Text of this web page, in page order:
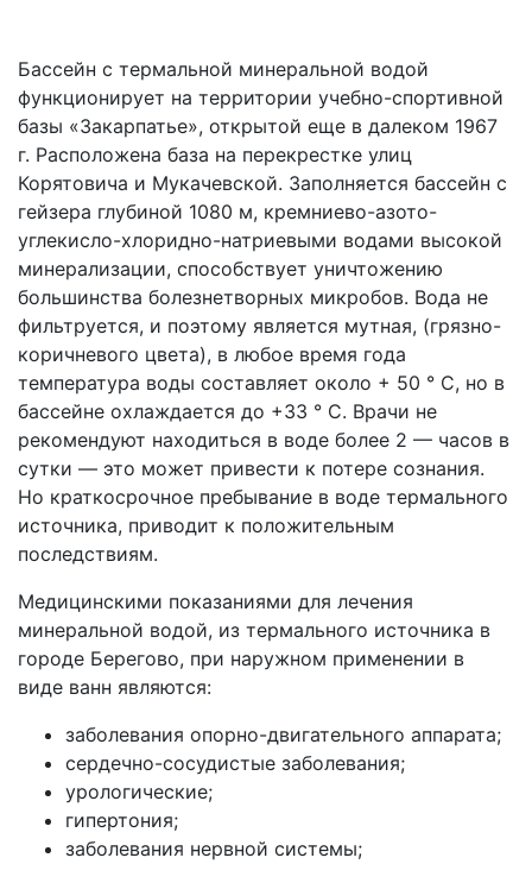
Бассейн с термальной минеральной водой
функционирует на территории учебно-спортивной
базы «Закарпатье», открытой еще в далеком 1967
г. Расположена база на перекрестке улиц
Корятовича и Мукачевской. Заполняется бассейн с
гейзера глубиной 1080 м, кремниево-азото-
углекисло-хлоридно-натриевыми водами высокой
минерализации, способствует уничтожению
большинства болезнетворных микробов. Вода не
фильтруется, и поэтому является мутная, (грязно-
коричневого цвета), в любое время года
температура воды составляет около + 50 ° С, но в
бассейне охлаждается до +33 ° С. Врачи не
рекомендуют находиться в воде более 2 — часов в
сутки — это может привести к потере сознания.
Но краткосрочное пребывание в воде термального
источника, приводит к положительным
последствиям.
Медицинскими показаниями для лечения
минеральной водой, из термального источника в
городе Берегово, при наружном применении в
виде ванн являются:
заболевания опорно-двигательного аппарата;
сердечно-сосудистые заболевания;
урологические;
гипертония;
заболевания нервной системы;